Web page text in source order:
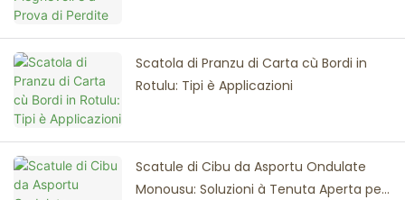
Scatola di Pranzu di Carta cù Bordi in
Rotulu: Tipi è Applicazioni
Scatule di Cibu da Asportu Ondulate
Monousu: Soluzioni à Tenuta Aperta per